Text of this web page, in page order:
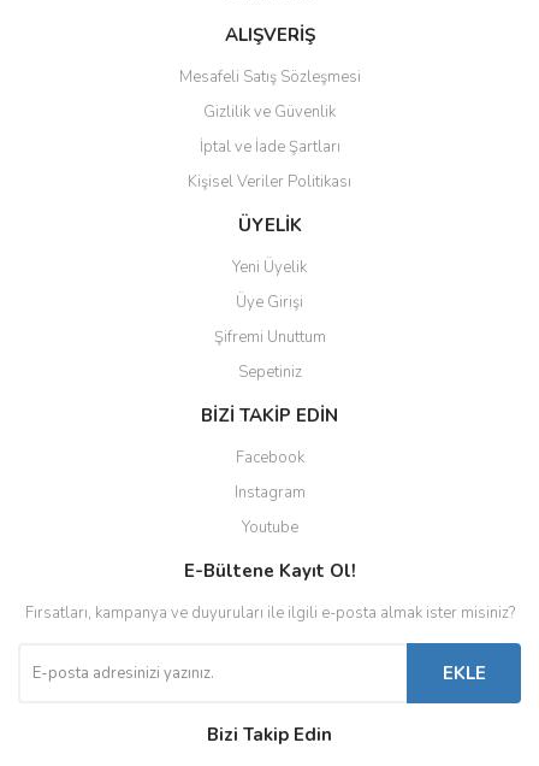
ALIŞVERİŞ
Mesafeli Satış Sözleşmesi
Gizlilik ve Güvenlik
İptal ve İade Şartları
Kişisel Veriler Politikası
ÜYELİK
Yeni Üyelik
Üye Girişi
Şifremi Unuttum
Sepetiniz
BİZİ TAKİP EDİN
Facebook
Instagram
Youtube
E-Bültene Kayıt Ol!
Fırsatları, kampanya ve duyuruları ile ilgili e-posta almak ister misiniz?
EKLE
Bizi Takip Edin